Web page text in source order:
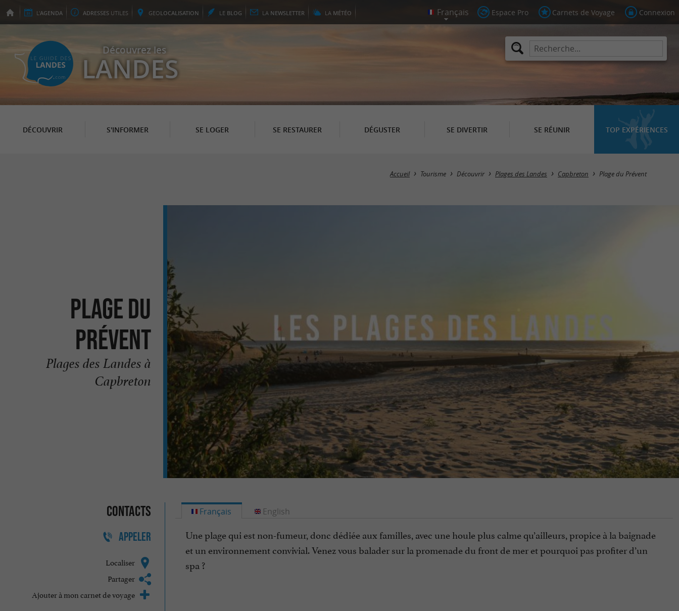
L'AGENDA ADRESSES UTILES GEOLOCALISATION LE BLOG LA NEWSLETTER LA MÉTÉO Espace Pro Carnets de Voyage Connexion
Découvrez les
LANDES
DÉCOUVRIR S'INFORMER SE LOGER SE RESTAURER DÉGUSTER SE DIVERTIR SE RÉUNIR TOP EXPÉRIENCES
Accueil Tourisme Découvrir Plages des Landes Capbreton Plage du Prévent
Plage du
Prévent
Plages des Landes à
Capbreton
Contacts
APPELER
Localiser
Partager
Ajouter à mon carnet de voyage
Français
Une plage qui est non-fumeur, donc dédiée aux familles, avec une houle plus calme qu’ailleurs, propice à la baignade
et un environnement convivial. Venez vous balader sur la promenade du front de mer et pourquoi pas profiter d’un
spa ?
English